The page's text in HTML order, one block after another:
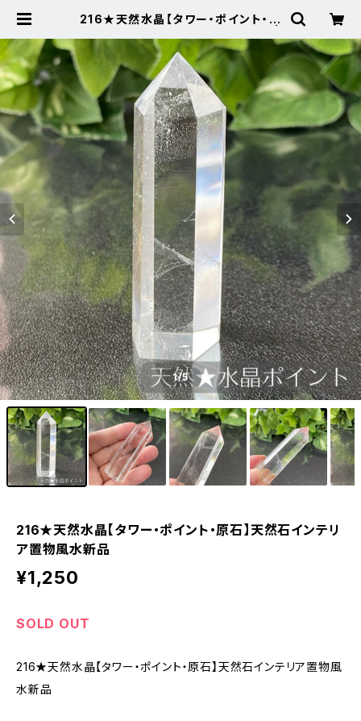
216★天然水晶【タワー・ポイント・原
Noah's Stone ～パワーストーン・
天然石SHOP～
1/5
216★天然水晶【タワー・ポイント・原石】天然石インテリ
ア置物風水新品
¥1,250
SOLD OUT
216★天然水晶【タワー・ポイント・原石】天然石インテリア置物風
水新品